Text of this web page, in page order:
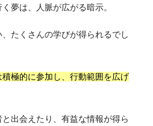
夢は、人脈が広がる暗示。
たくさんの学びが得られるでし
極的に参加し、行動範囲を広げ
出会えたり、有益な情報が得ら